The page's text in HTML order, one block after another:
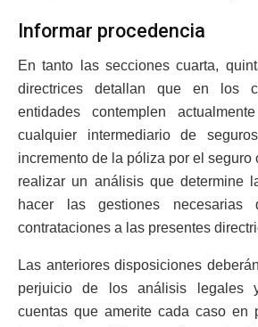
Informar procedencia
En tanto las secciones cuarta,
directrices detallan que en los
entidades contemplen
cualquier intermediario de
incremento de la póliza por el seguro
realizar un análisis que determine
hacer las gestiones necesarias
contrataciones a las presentes
Las anteriores disposiciones
perjuicio de los análisis legales
cuentas que amerite cada caso en